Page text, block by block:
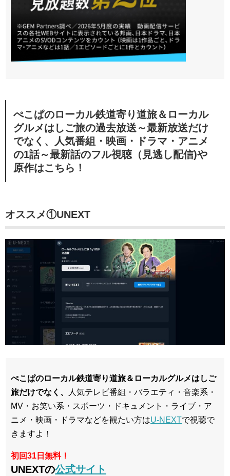
ぺこぱのローカル鉄道寄り道旅＆ローカル
グルメはしご旅の過去放送～最新放送だけ
でなく、人気番組・映画・ドラマ・アニメ
の1話～最新話のフル視聴（見逃し配信)や
原作はこちら！
オススメ①UNEXT
ぺこぱのローカル鉄道寄り道旅＆ローカルグルメはしご
旅だけでなく、
人気テレビ番組・バラエティ・音楽系・
MV・お笑い系・スポーツ・ドキュメント・ライブ・ア
ニメ・映画・ドラマなどを観たい方はU-NEXTで視聴で
きますよ！
初回31日無料！
UNEXTの公式サイト